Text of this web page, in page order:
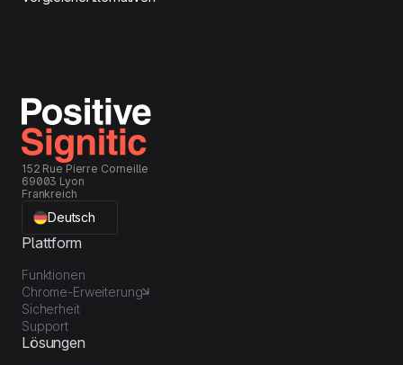
152 Rue Pierre Corneille
69003 Lyon
Frankreich
Deutsch
Plattform
Funktionen
Chrome-Erweiterung
Sicherheit
Support
Lösungen